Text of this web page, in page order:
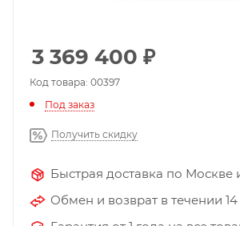
3 369 400 ₽
Код товара: 00397
Под заказ
Получить скидку
Быстрая доставка по Москве
Обмен и возврат в течении